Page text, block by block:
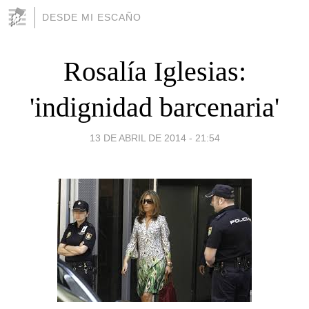
DESDE MI ESCAÑO
Rosalía Iglesias:
'indignidad barcenaria'
13 DE ABRIL DE 2014 - 21:54